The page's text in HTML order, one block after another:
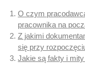
O czym
pracownika na
Z jakimi
się przy
Jakie są fakty i